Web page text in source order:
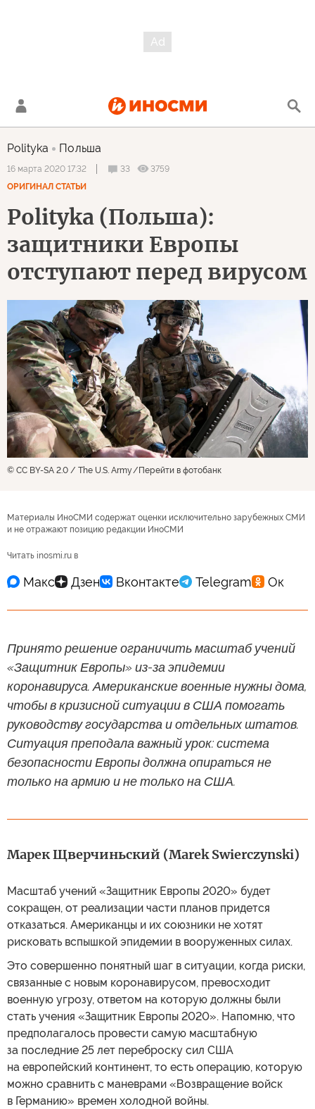
Polityka Польша
16 марта 2020 17:32 33
3759
ОРИГИНАЛ СТАТЬИ
Polityka (Польша):
защитники Европы
отступают перед вирусом
© CC BY-SA 2.0 / The U.S. Army Перейти в фотобанк
Материалы ИноСМИ содержат оценки исключительно зарубежных СМИ
и не отражают позицию редакции ИноСМИ
Читать inosmi.ru в
Принято решение ограничить масштаб учений
«Защитник Европы» из-за эпидемии
коронавируса. Американские военные нужны дома,
чтобы в кризисной ситуации в США помогать
руководству государства и отдельных штатов.
Ситуация преподала важный урок: система
безопасности Европы должна опираться не
только на армию и не только на США.
Марек Щверчиньский (Marek Swierczynski)
Масштаб учений «Защитник Европы 2020» будет
сокращен, от реализации части планов придется
отказаться. Американцы и их союзники не хотят
рисковать вспышкой эпидемии в вооруженных силах.
Это совершенно понятный шаг в ситуации, когда риски,
связанные с новым коронавирусом, превосходит
военную угрозу, ответом на которую должны были
стать учения «Защитник Европы 2020». Напомню, что
предполагалось провести самую масштабную
за последние 25 лет переброску сил США
на европейский континент, то есть операцию, которую
можно сравнить с маневрами «Возвращение войск
в Германию» времен холодной войны.